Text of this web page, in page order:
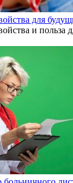
для
и польза